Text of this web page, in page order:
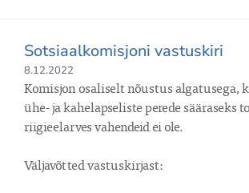
Sotsiaalkomisjoni vastuskiri
8.12.2022
Komisjon osaliselt nõustus algatusega,
ühe- ja kahelapseliste perede sääraseks
riigieelarves vahendeid ei ole.
Väljavõtted vastuskirjast: